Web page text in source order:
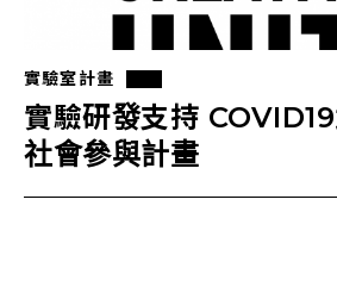
實驗室計畫
實驗研發支持
社會參與計畫